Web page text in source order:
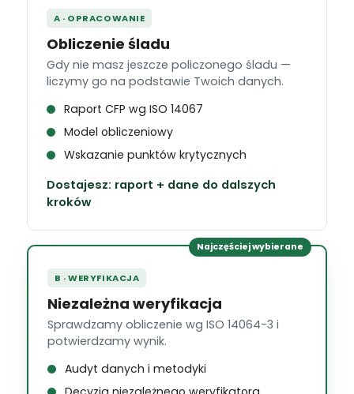
A · OPRACOWANIE
Obliczenie śladu
Gdy nie masz jeszcze policzonego śladu —
liczymy go na podstawie Twoich danych.
Raport CFP wg ISO 14067
Model obliczeniowy
Wskazanie punktów krytycznych
Dostajesz: raport + dane do dalszych
kroków
Najczęściej wybierane
B · WERYFIKACJA
Niezależna weryfikacja
Sprawdzamy obliczenie wg ISO 14064-3 i
potwierdzamy wynik.
Audyt danych i metodyki